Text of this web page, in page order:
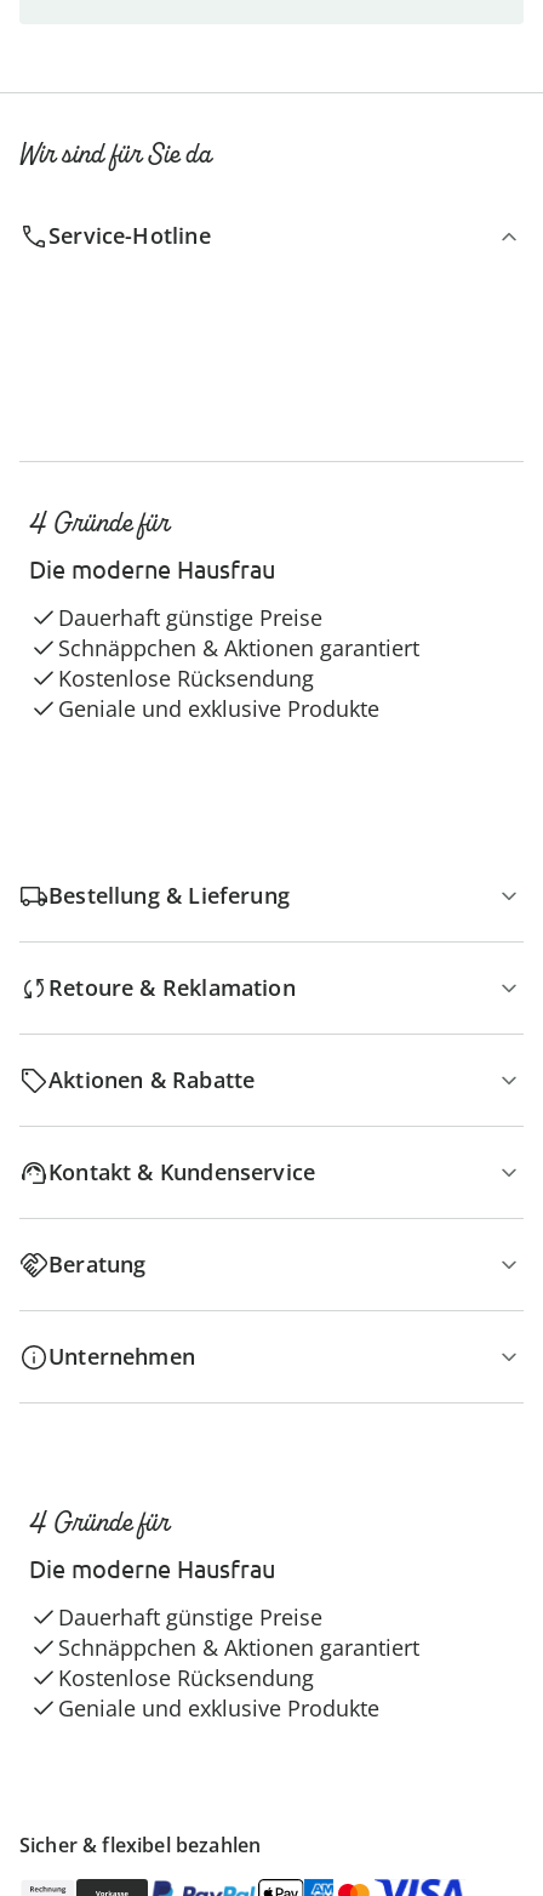
Wir sind für Sie da
Service-Hotline
4 Gründe für
Die moderne Hausfrau
Dauerhaft günstige Preise
Schnäppchen & Aktionen garantiert
Kostenlose Rücksendung
Geniale und exklusive Produkte
Bestellung & Lieferung
Retoure & Reklamation
Aktionen & Rabatte
Kontakt & Kundenservice
Beratung
Unternehmen
Sicher & flexibel bezahlen
4 Gründe für
Die moderne Hausfrau
Dauerhaft günstige Preise
Schnäppchen & Aktionen garantiert
Kostenlose Rücksendung
Geniale und exklusive Produkte